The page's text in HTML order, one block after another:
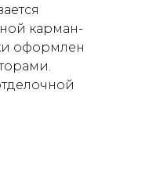
карман-
оформлен